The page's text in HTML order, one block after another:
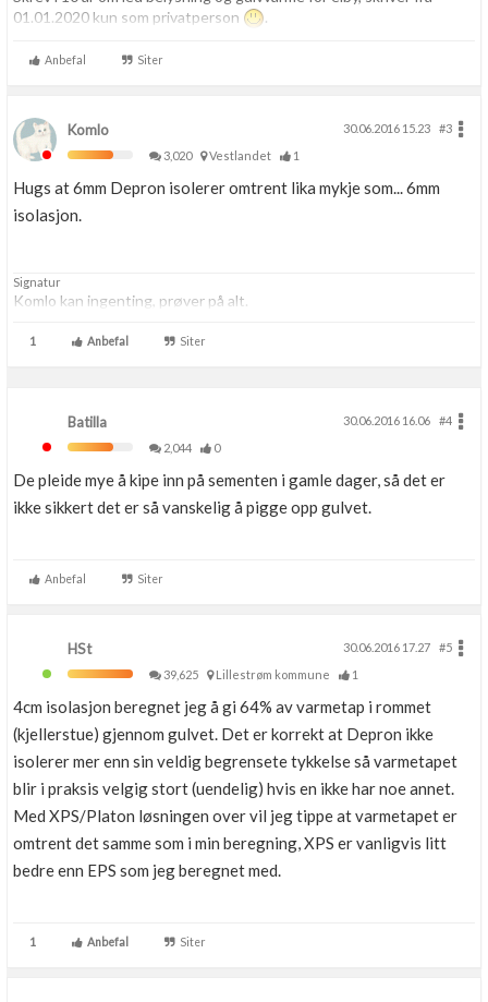
01.01.2020 kun som privatperson
.
Anbefal Siter
Komlo 30.06.2016 15.23
#3
3,020
Vestlandet 1
Hugs at 6mm Depron isolerer omtrent lika mykje som... 6mm
isolasjon.
Signatur
Komlo kan ingenting, prøver på alt.
1 Anbefal Siter
Batilla 30.06.2016 16.06
#4
2,044
0
De pleide mye å kipe inn på sementen i gamle dager, så det er
ikke sikkert det er så vanskelig å pigge opp gulvet.
Anbefal Siter
HSt 30.06.2016 17.27
#5
39,625
Lillestrøm kommune 1
4cm isolasjon beregnet jeg å gi 64% av varmetap i rommet
(kjellerstue) gjennom gulvet. Det er korrekt at Depron ikke
isolerer mer enn sin veldig begrensete tykkelse så varmetapet
blir i praksis velgig stort (uendelig) hvis en ikke har noe annet.
Med XPS/Platon løsningen over vil jeg tippe at varmetapet er
omtrent det samme som i min beregning, XPS er vanligvis litt
bedre enn EPS som jeg beregnet med.
1 Anbefal Siter